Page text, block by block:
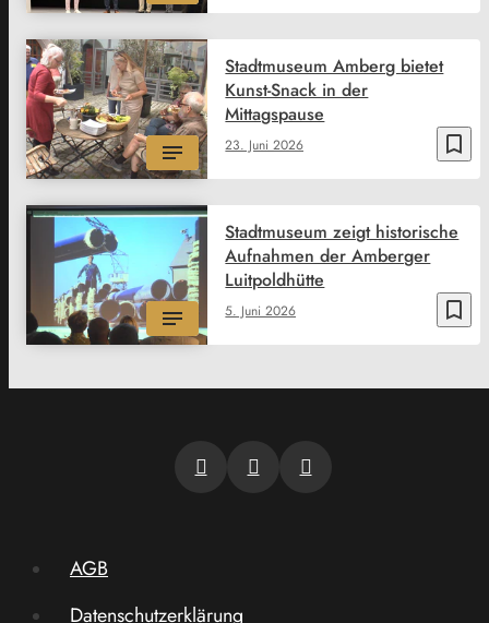
bookmark_border
23. Juni 2026
Stadtmuseum Amberg bietet
Kunst-Snack in der
Mittagspause
bookmark_border
5. Juni 2026
Stadtmuseum zeigt historische
Aufnahmen der Amberger
Luitpoldhütte
AGB
Datenschutzerklärung